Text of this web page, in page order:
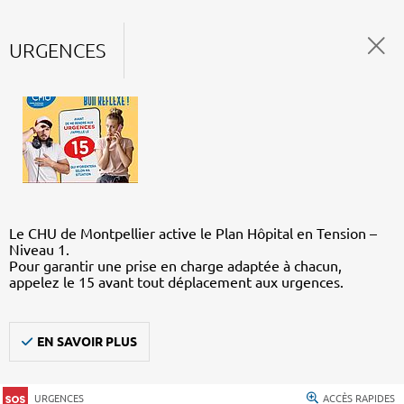
URGENCES
Le CHU de Montpellier active le Plan Hôpital en Tension –
Niveau 1.
Pour garantir une prise en charge adaptée à chacun,
appelez le 15 avant tout déplacement aux urgences.
EN SAVOIR PLUS
URGENCES ACCÈS RAPIDES